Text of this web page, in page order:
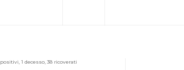
1 decesso, 38 ricoverati